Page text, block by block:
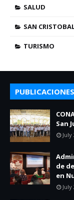
SALUD
SAN
TURISMO
PUBLICACIONES
San
July
de
en
July